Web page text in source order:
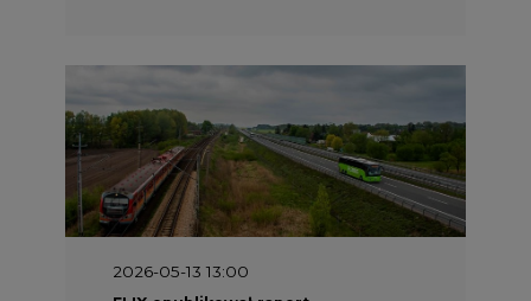
2026-05-13 13:00